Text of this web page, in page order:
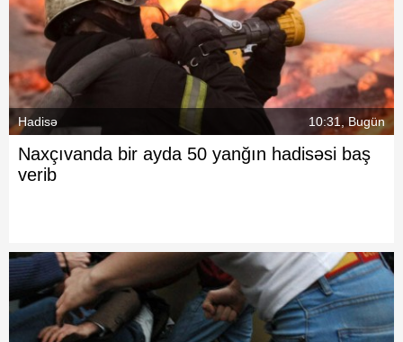
Hadisə 10:31, Bugün
Naxçıvanda bir ayda 50 yanğın hadisəsi baş
verib